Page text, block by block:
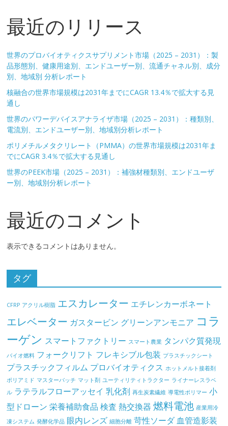
最近のリリース
世界のプロバイオティクスサプリメント市場（2025 – 2031）：製
品形態別、健康用途別、エンドユーザー別、流通チャネル別、成分
別、地域別 分析レポート
核融合の世界市場規模は2031年までにCAGR 13.4％で拡大する見
通し
世界のパワーデバイスアナライザ市場（2025 – 2031）：種類別、
電流別、エンドユーザー別、地域別分析レポート
ポリメチルメタクリレート（PMMA）の世界市場規模は2031年ま
でにCAGR 3.4％で拡大する見通し
世界のPEEK市場（2025 – 2031）：補強材種類別、エンドユーザ
ー別、地域別分析レポート
最近のコメント
表示できるコメントはありません。
タグ
CFRP アクリル樹脂 エスカレーター エチレンカーボネート
エレベーター ガスタービン グリーンアンモニア コラ
ーゲン スマートファクトリー スマート農業 タンパク質発現
バイオ燃料 フォークリフト フレキシブル包装 プラスチックシート
プラスチックフィルム プロバイオティクス ホットメルト接着剤
ポリアミド マスターバッチ マット剤 ユーティリティトラクター ライナーレスラベ
ル ラテラルフローアッセイ 乳化剤 再生炭素繊維 導電性ポリマー 小
型ドローン 栄養補助食品 検査 熱交換器 燃料電池 産業用冷
凍システム 発酵化学品 眼内レンズ 細胞分離 苛性ソーダ 血管造影装